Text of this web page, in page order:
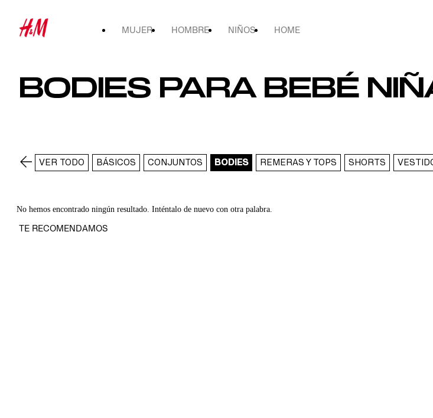
MUJER HOMBRE NIÑOS HOME
BODIES PARA BEBÉ
VER TODO BÁSICOS CONJUNTOS BODIES REMERAS Y TOPS SHORTS
No hemos encontrado ningún resultado. Inténtalo de nuevo con otra palabra.
TE RECOMENDAMOS